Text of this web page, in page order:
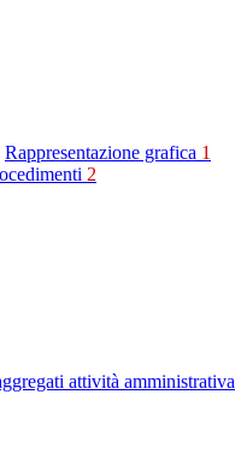
Rappresentazione grafica 1
2
attività amministrativa